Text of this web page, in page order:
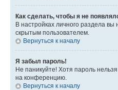
Как сделать, чтобы я не
В настройках личного раздела
скрытым пользователем.
Вернуться к началу
Я забыл пароль!
Не паникуйте! Хотя пароль
на конференцию.
Вернуться к началу